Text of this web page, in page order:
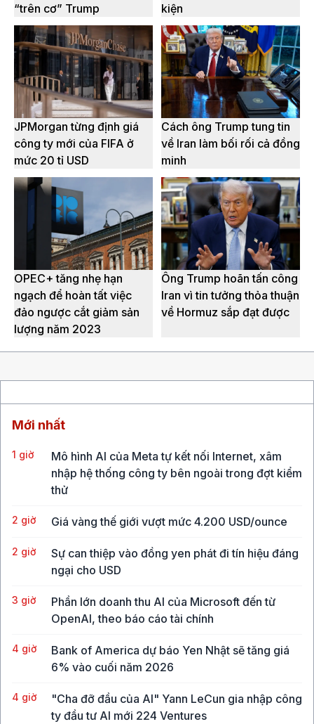
“trên cơ” Trump
kiện
JPMorgan từng định giá
công ty mới của FIFA ở
mức 20 tỉ USD
Cách ông Trump tung tin
về Iran làm bối rối cả đồng
minh
OPEC+ tăng nhẹ hạn
ngạch để hoàn tất việc
đảo ngược cắt giảm sản
lượng năm 2023
Ông Trump hoãn tấn công
Iran vì tin tưởng thỏa thuận
về Hormuz sắp đạt được
Mới nhất
1 giờ
Mô hình AI của Meta tự kết nối Internet, xâm
nhập hệ thống công ty bên ngoài trong đợt kiểm
thử
2 giờ Giá vàng thế giới vượt mức 4.200 USD/ounce
2 giờ
Sự can thiệp vào đồng yen phát đi tín hiệu đáng
ngại cho USD
3 giờ
Phần lớn doanh thu AI của Microsoft đến từ
OpenAI, theo báo cáo tài chính
4 giờ
Bank of America dự báo Yen Nhật sẽ tăng giá
6% vào cuối năm 2026
4 giờ
"Cha đỡ đầu của AI" Yann LeCun gia nhập công
ty đầu tư AI mới 224 Ventures